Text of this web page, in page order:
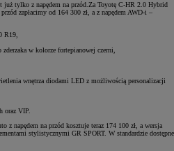
już tylko z napędem na przód.Za Toyotę C-HR 2.0 Hybrid
zapłacimy od 164 300 zł, a z napędem AWD-i –
R19,
w kolorze fortepianowej czerni,
wnętrza diodami LED z możliwością personalizacji
oraz VIP.
z napędem na przód kosztuje teraz 174 100 zł, a wersja
stylistycznymi GR SPORT. W standardzie dostępne